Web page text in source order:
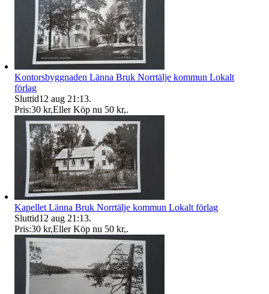
Kontorsbyggnaden Länna Bruk Norrtälje kommun Lokalt
förlag
Sluttid12 aug 21:13.
Pris:30 kr,Eller Köp nu 50 kr,.
Kapellet Länna Bruk Norrtälje kommun Lokalt förlag
Sluttid12 aug 21:13.
Pris:30 kr,Eller Köp nu 50 kr,.